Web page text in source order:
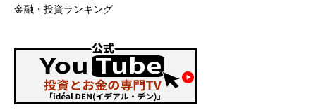
金融・投資ランキング